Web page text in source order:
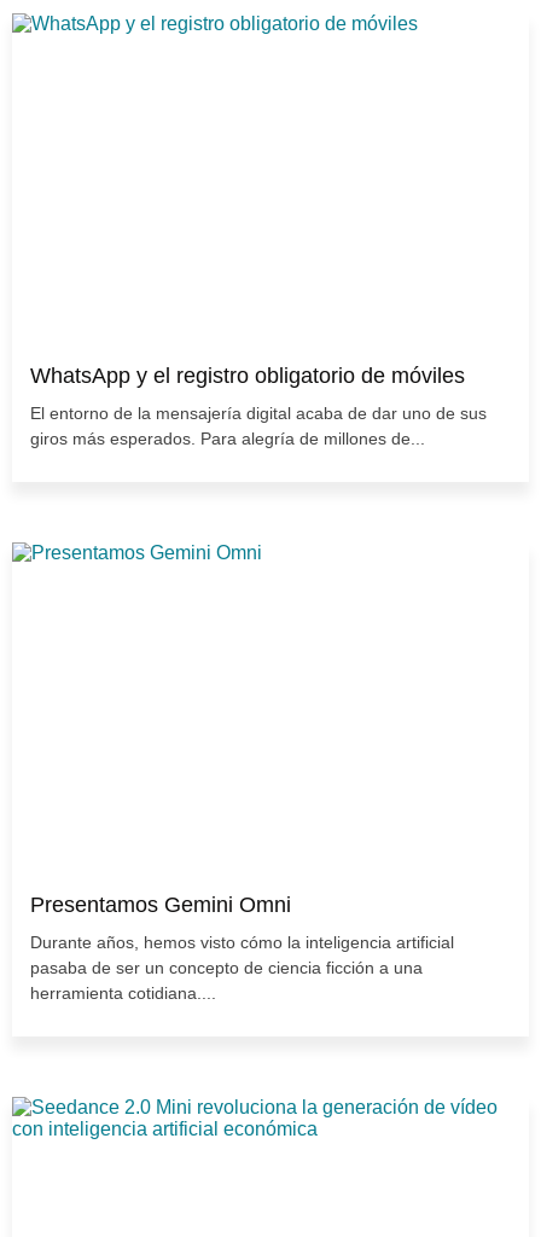
WhatsApp y el registro obligatorio de móviles
El entorno de la mensajería digital acaba de dar uno de sus
giros más esperados. Para alegría de millones de...
Presentamos Gemini Omni
Durante años, hemos visto cómo la inteligencia artificial
pasaba de ser un concepto de ciencia ficción a una
herramienta cotidiana....